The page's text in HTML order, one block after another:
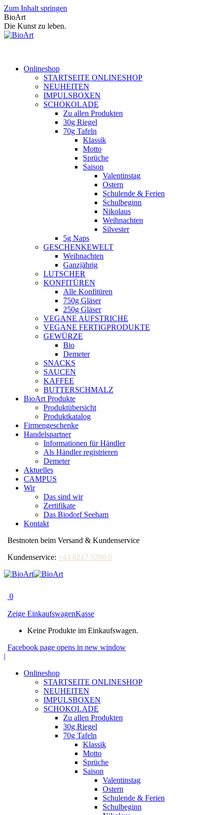
Zum Inhalt springen
BioArt
Die Kunst zu leben.
Onlineshop
STARTSEITE ONLINESHOP
NEUHEITEN
IMPULSBOXEN
SCHOKOLADE
Zu allen Produkten
30g Riegel
70g Tafeln
Klassik
Motto
Sprüche
Saison
Valentinstag
Ostern
Schulende & Ferien
Schulbeginn
Nikolaus
Weihnachten
Silvester
5g Naps
GESCHENKEWELT
Weihnachten
Ganzjährig
LUTSCHER
KONFITÜREN
Alle Konfitüren
750g Gläser
250g Gläser
VEGANE AUFSTRICHE
VEGANE FERTIGPRODUKTE
GEWÜRZE
Bio
Demeter
SNACKS
SAUCEN
KAFFEE
BUTTERSCHMALZ
BioArt Produkte
Produktübersicht
Produktkatalog
Firmengeschenke
Handelspartner
Informationen für Händler
Als Händler registrieren
Demeter
Aktuelles
CAMPUS
Wir
Das sind wir
Zertifikate
Das Biodorf Seeham
Kontakt
Bestnoten beim Versand & Kundenservice
Kundenservice: +43 6217 5700 0
0
Zeige EinkaufswagenKasse
Keine Produkte im Einkaufswagen.
Facebook page opens in new window
|
Onlineshop
STARTSEITE ONLINESHOP
NEUHEITEN
IMPULSBOXEN
SCHOKOLADE
Zu allen Produkten
30g Riegel
70g Tafeln
Klassik
Motto
Sprüche
Saison
Valentinstag
Ostern
Schulende & Ferien
Schulbeginn